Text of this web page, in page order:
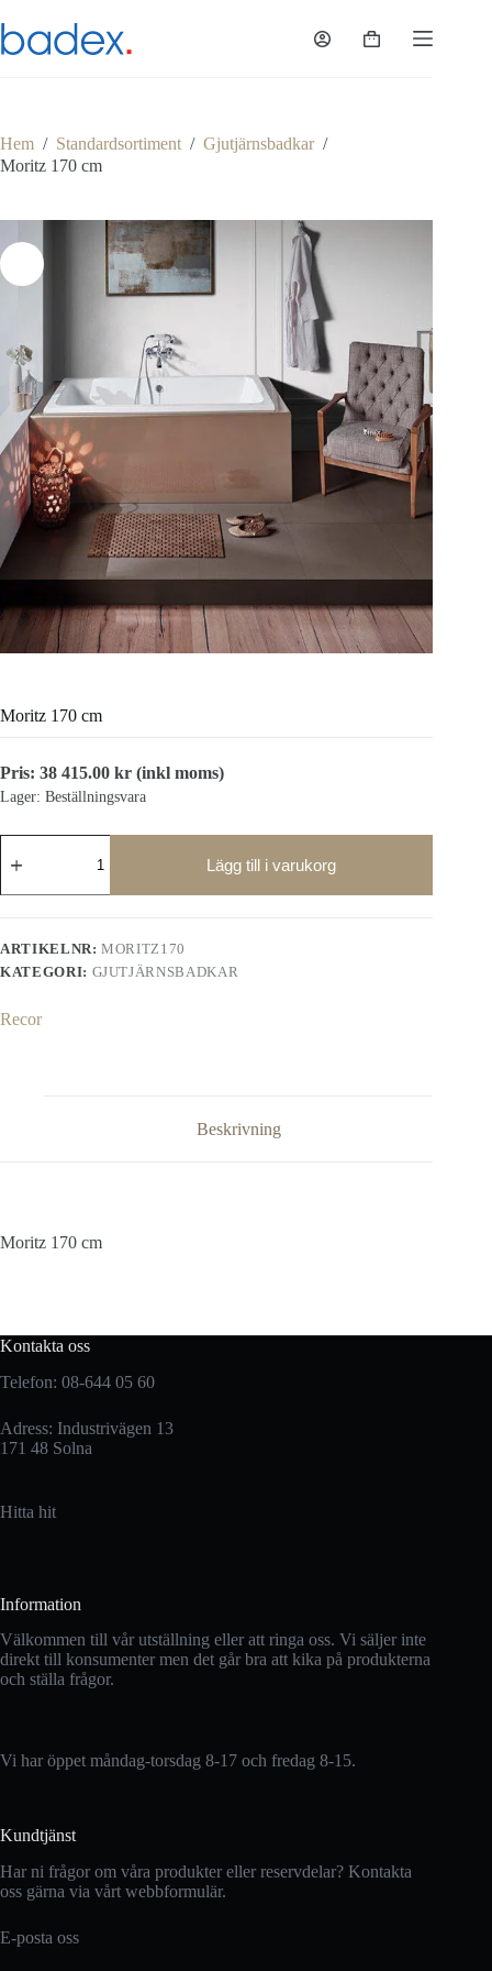
till
innehåll
Varukorg
Hem / Standardsortiment / Gjutjärnsbadkar /
Moritz 170 cm
Moritz 170 cm
Pris: 38 415.00 kr (inkl moms)
Lager: Beställningsvara
170
mängd
Lägg till i varukorg
ARTIKELNR:MORITZ170
KATEGORI: GJUTJÄRNSBADKAR
Recor
Beskrivning
Moritz 170 cm
Kontakta oss
Telefon: 08-644 05 60
Adress: Industrivägen 13
171 48 Solna
Hitta hit
Information
Välkommen till vår utställning eller att ringa oss. Vi säljer inte
direkt till konsumenter men det går bra att kika på produkterna
och ställa frågor.
Vi har öppet måndag-torsdag 8-17 och fredag 8-15.
Kundtjänst
Har ni frågor om våra produkter eller reservdelar? Kontakta
oss gärna via vårt webbformulär.
E-posta oss